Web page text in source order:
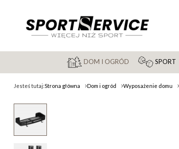
DOM I OGRÓD SPORT
Jesteś tutaj:Strona główna Dom i ogród Wyposażenie domu